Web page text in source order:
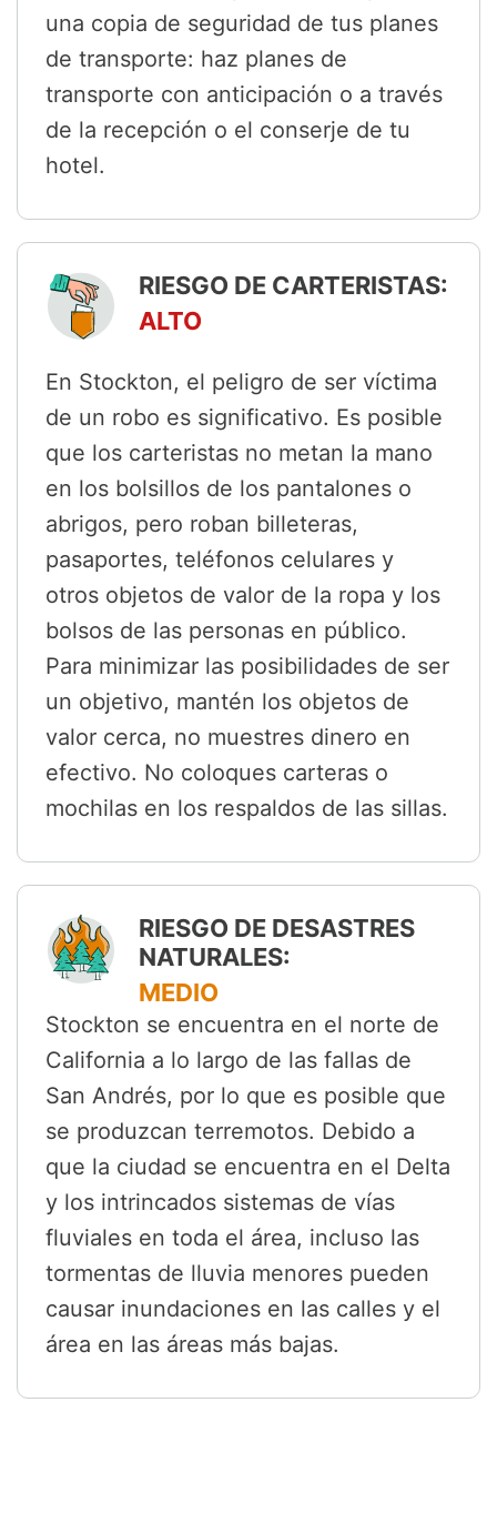
una copia de seguridad de tus planes
de transporte: haz planes de
transporte con anticipación o a través
de la recepción o el conserje de tu
hotel.
RIESGO DE CARTERISTAS:
ALTO
En Stockton, el peligro de ser víctima
de un robo es significativo. Es posible
que los carteristas no metan la mano
en los bolsillos de los pantalones o
abrigos, pero roban billeteras,
pasaportes, teléfonos celulares y
otros objetos de valor de la ropa y los
bolsos de las personas en público.
Para minimizar las posibilidades de ser
un objetivo, mantén los objetos de
valor cerca, no muestres dinero en
efectivo. No coloques carteras o
mochilas en los respaldos de las sillas.
RIESGO DE DESASTRES
NATURALES:
MEDIO
Stockton se encuentra en el norte de
California a lo largo de las fallas de
San Andrés, por lo que es posible que
se produzcan terremotos. Debido a
que la ciudad se encuentra en el Delta
y los intrincados sistemas de vías
fluviales en toda el área, incluso las
tormentas de lluvia menores pueden
causar inundaciones en las calles y el
área en las áreas más bajas.